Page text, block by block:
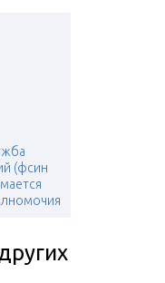
(фсин